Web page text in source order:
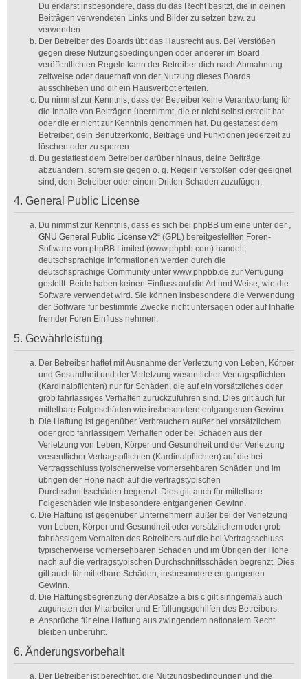
Du erklärst insbesondere, dass du das Recht besitzt, die in deinen
Beiträgen verwendeten Links und Bilder zu setzen bzw. zu
verwenden.
Der Betreiber des Boards übt das Hausrecht aus. Bei Verstößen
gegen diese Nutzungsbedingungen oder anderer im Board
veröffentlichten Regeln kann der Betreiber dich nach Abmahnung
zeitweise oder dauerhaft von der Nutzung dieses Boards
ausschließen und dir ein Hausverbot erteilen.
Du nimmst zur Kenntnis, dass der Betreiber keine Verantwortung für
die Inhalte von Beiträgen übernimmt, die er nicht selbst erstellt hat
oder die er nicht zur Kenntnis genommen hat. Du gestattest dem
Betreiber, dein Benutzerkonto, Beiträge und Funktionen jederzeit zu
löschen oder zu sperren.
Du gestattest dem Betreiber darüber hinaus, deine Beiträge
abzuändern, sofern sie gegen o. g. Regeln verstoßen oder geeignet
sind, dem Betreiber oder einem Dritten Schaden zuzufügen.
4. General Public License
Du nimmst zur Kenntnis, dass es sich bei phpBB um eine unter der „
GNU General Public License v2“ (GPL) bereitgestellten Foren-
Software von phpBB Limited (www.phpbb.com) handelt;
deutschsprachige Informationen werden durch die
deutschsprachige Community unter www.phpbb.de zur Verfügung
gestellt. Beide haben keinen Einfluss auf die Art und Weise, wie die
Software verwendet wird. Sie können insbesondere die Verwendung
der Software für bestimmte Zwecke nicht untersagen oder auf Inhalte
fremder Foren Einfluss nehmen.
5. Gewährleistung
Der Betreiber haftet mit Ausnahme der Verletzung von Leben, Körper
und Gesundheit und der Verletzung wesentlicher Vertragspflichten
(Kardinalpflichten) nur für Schäden, die auf ein vorsätzliches oder
grob fahrlässiges Verhalten zurückzuführen sind. Dies gilt auch für
mittelbare Folgeschäden wie insbesondere entgangenen Gewinn.
Die Haftung ist gegenüber Verbrauchern außer bei vorsätzlichem
oder grob fahrlässigem Verhalten oder bei Schäden aus der
Verletzung von Leben, Körper und Gesundheit und der Verletzung
wesentlicher Vertragspflichten (Kardinalpflichten) auf die bei
Vertragsschluss typischerweise vorhersehbaren Schäden und im
übrigen der Höhe nach auf die vertragstypischen
Durchschnittsschäden begrenzt. Dies gilt auch für mittelbare
Folgeschäden wie insbesondere entgangenen Gewinn.
Die Haftung ist gegenüber Unternehmern außer bei der Verletzung
von Leben, Körper und Gesundheit oder vorsätzlichem oder grob
fahrlässigem Verhalten des Betreibers auf die bei Vertragsschluss
typischerweise vorhersehbaren Schäden und im Übrigen der Höhe
nach auf die vertragstypischen Durchschnittsschäden begrenzt. Dies
gilt auch für mittelbare Schäden, insbesondere entgangenen
Gewinn.
Die Haftungsbegrenzung der Absätze a bis c gilt sinngemäß auch
zugunsten der Mitarbeiter und Erfüllungsgehilfen des Betreibers.
Ansprüche für eine Haftung aus zwingendem nationalem Recht
bleiben unberührt.
6. Änderungsvorbehalt
Der Betreiber ist berechtigt, die Nutzungsbedingungen und die